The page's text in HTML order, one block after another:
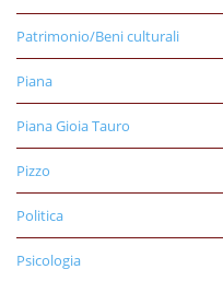
Patrimonio/Beni culturali
Piana
Piana Gioia Tauro
Pizzo
Politica
Psicologia